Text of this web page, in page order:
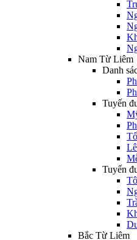
Nam Từ Liêm
Danh
Tuyến
Tuyến
Bắc Từ Liêm